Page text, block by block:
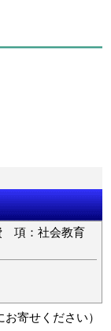
社会教育
寄せください）